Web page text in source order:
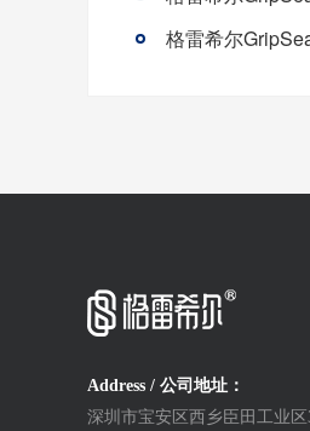
Address / 公司地址：
深圳市宝安区西乡臣田工业区